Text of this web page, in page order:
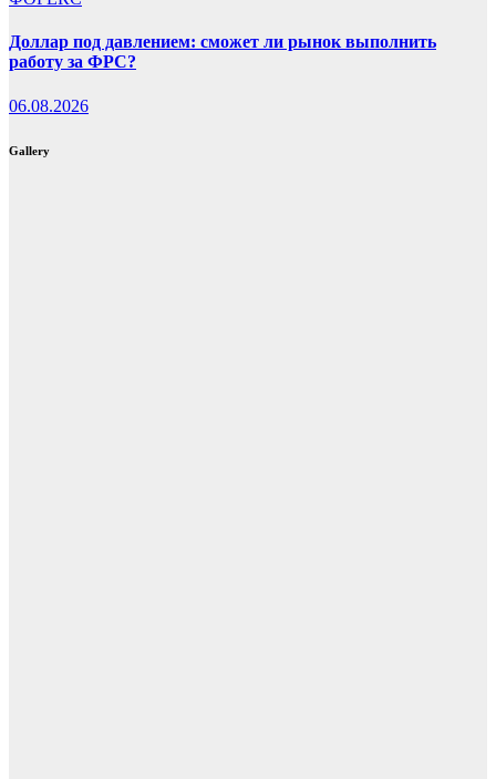
Доллар под давлением: сможет ли рынок выполнить
работу за ФРС?
06.08.2026
Gallery